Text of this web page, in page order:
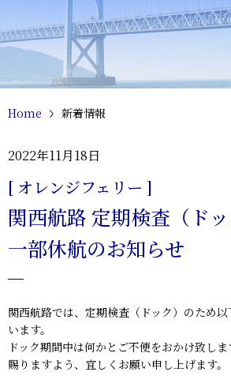
Home 新着情報
2022年11月18日
[ オレンジフェリー ]
関西航路 定期検査（ド
一部休航のお知らせ
関西航路では、定期検査（ドック）のため以
います。
ドック期間中は何かとご不便をおかけ致し
賜りますよう、宜しくお願い申し上げます。